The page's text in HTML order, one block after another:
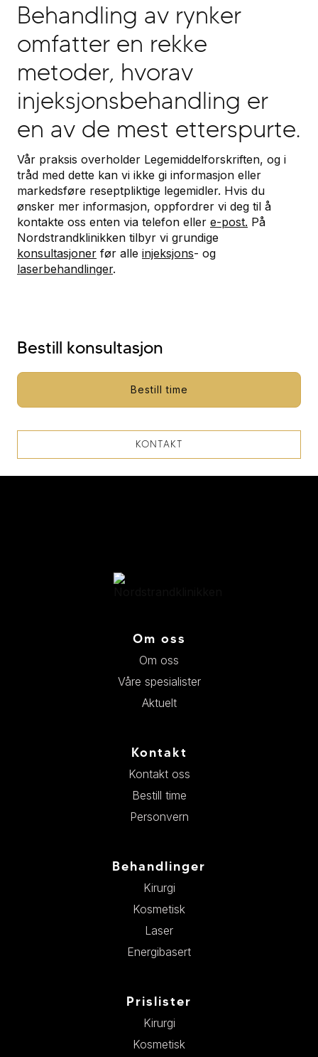
Behandling av rynker
omfatter en rekke
metoder, hvorav
injeksjonsbehandling er
en av de mest etterspurte.
Vår praksis overholder Legemiddelforskriften, og i
tråd med dette kan vi ikke gi informasjon eller
markedsføre reseptpliktige legemidler. Hvis du
ønsker mer informasjon, oppfordrer vi deg til å
kontakte oss enten via telefon eller e-post. På
Nordstrandklinikken tilbyr vi grundige
konsultasjoner før alle injeksjons- og
laserbehandlinger.
Bestill konsultasjon
Bestill time
KONTAKT
Om oss
Om oss
Våre spesialister
Aktuelt
Kontakt
Kontakt oss
Bestill time
Personvern
Behandlinger
Kirurgi
Kosmetisk
Laser
Energibasert
Prislister
Kirurgi
Kosmetisk